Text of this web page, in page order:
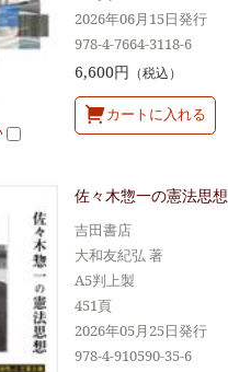
2026年06月15日発行
978-4-7664-3118-6
6,600円 （税込）
カートに入れる
佐々木惣一の憲法思想
吉田書店
大和友紀弘 著
A5判上製
451頁
2026年05月25日発行
978-4-910590-35-6